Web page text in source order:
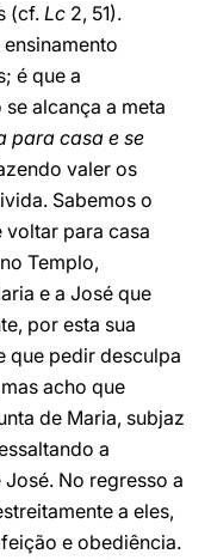
(cf. Lc 2, 51).
é que a
alcança a meta
para casa e se
valer os
Sabemos o
voltar para casa
Templo,
e a José que
por esta sua
que pedir desculpa
acho que
de Maria, subjaz
a
No regresso a
a eles,
e obediência.